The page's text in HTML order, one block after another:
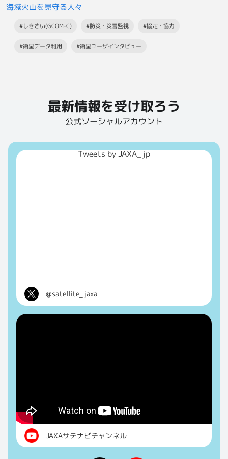
海域火山を見守る人々
#しきさい(GCOM-C) #防災・災害監視 #協定・協力
#衛星データ利用 #衛星ユーザインタビュー
最新情報を受け取ろう
公式ソーシャルアカウント
Tweets by JAXA_jp
@satellite_jaxa
JAXAサテナビチャンネル